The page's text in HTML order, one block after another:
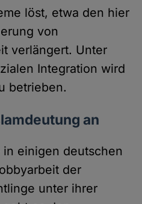
löst, etwa den hier
von
verlängert. Unter
Integration wird
betrieben.
an
einigen deutschen
der
unter ihrer